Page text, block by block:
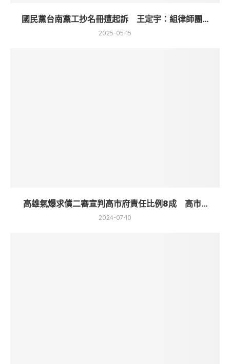
國民黨台南黨工抄名冊遭起訴 王定宇：組律師團...
2025-05-15
高雄氣爆求償二審宣判高市府責任比例8成 高市...
2024-07-10